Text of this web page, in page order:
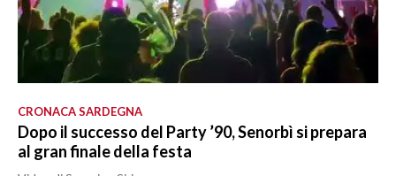
CRONACA SARDEGNA
Dopo il successo del Party ’90, Senorbì si prepara
al gran finale della festa